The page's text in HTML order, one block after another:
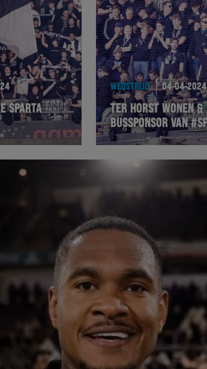
SPARTA
WEDSTRIJD 04-04-2024
TER HORST WONEN &
BUSSPONSOR VAN